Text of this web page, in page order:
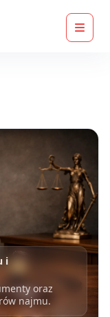
i
oraz
najmu.